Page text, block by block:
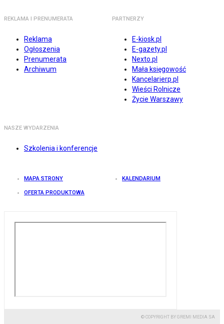
REKLAMA I PRENUMERATA
Reklama
Ogłoszenia
Prenumerata
Archiwum
PARTNERZY
E-kiosk.pl
E-gazety.pl
Nexto.pl
Mała księgowość
Kancelarierp.pl
Wieści Rolnicze
Życie Warszawy
NASZE WYDARZENIA
Szkolenia i konferencje
MAPA STRONY KALENDARIUM
OFERTA PRODUKTOWA
© COPYRIGHT BY GREMI MEDIA SA